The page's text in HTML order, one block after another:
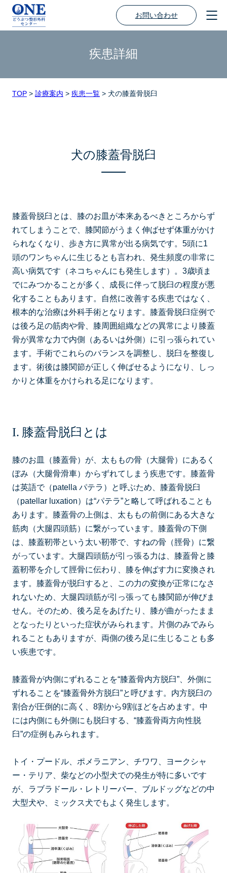
お問い合わせ
疾患詳細
TOP> 診療案内 > 疾患一覧> 犬の膝蓋骨脱臼
犬の膝蓋骨脱臼
膝蓋骨脱臼とは、膝のお皿が本来あるべきところからず
れてしまうことで、膝関節がうまく伸ばせず体重がかけ
られなくなり、歩き方に異常が出る病気です。5頭に1
頭のワンちゃんに生じるとも言われ、発生頻度の非常に
高い病気です（ネコちゃんにも発生します）。3歳頃ま
でにみつかることが多く、成長に伴って脱臼の程度が悪
化することもあります。自然に改善する疾患ではなく、
根本的な治療は外科手術となります。膝蓋骨脱臼症例で
は後ろ足の筋肉や骨、膝周囲組織などの異常により膝蓋
骨が異常な力で内側（あるいは外側）に引っ張られてい
ます。手術でこれらのバランスを調整し、脱臼を整復し
ます。術後は膝関節が正しく伸ばせるようになり、しっ
かりと体重をかけられる足になります。
膝蓋骨脱臼とは
膝のお皿（膝蓋骨）が、太ももの骨（大腿骨）にあるく
ぼみ（大腿骨滑車）からずれてしまう疾患です。膝蓋骨
は英語で（patella パテラ）と呼ぶため、膝蓋骨脱臼
（patellar luxation）は“パテラ”と略して呼ばれることも
あります。膝蓋骨の上側は、太ももの前側にある大きな
筋肉（大腿四頭筋）に繋がっています。膝蓋骨の下側
は、膝蓋靭帯という太い靭帯で、すねの骨（脛骨）に繋
がっています。大腿四頭筋が引っ張る力は、膝蓋骨と膝
蓋靭帯を介して脛骨に伝わり、膝を伸ばす力に変換され
ます。膝蓋骨が脱臼すると、この力の変換が正常になさ
れないため、大腿四頭筋が引っ張っても膝関節が伸びま
せん。そのため、後ろ足をあげたり、膝が曲がったまま
となったりといった症状がみられます。片側のみでみら
れることもありますが、両側の後ろ足に生じることも多
い疾患です。
膝蓋骨が内側にずれることを“膝蓋骨内方脱臼”、外側に
ずれることを“膝蓋骨外方脱臼”と呼びます。内方脱臼の
割合が圧倒的に高く、8割から9割ほどを占めます。中
には内側にも外側にも脱臼する、“膝蓋骨両方向性脱
臼”の症例もみられます。
トイ・プードル、ポメラニアン、チワワ、ヨークシャ
ー・テリア、柴などの小型犬での発生が特に多いです
が、ラブラドール・レトリーバー、ブルドッグなどの中
大型犬や、ミックス犬でもよく発生します。